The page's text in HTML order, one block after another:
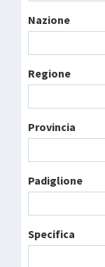
Nazione
Regione
Provincia
Padiglione
Specifica